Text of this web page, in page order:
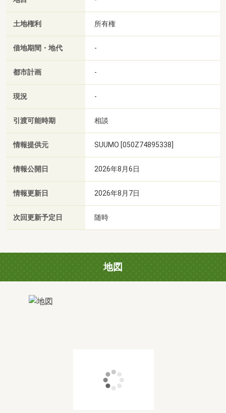
土地権利 所有権
借地期間・地代 -
都市計画 -
現況 -
引渡可能時期 相談
情報提供元 SUUMO [050Z74895338]
情報公開日 2026年8月6日
情報更新日 2026年8月7日
次回更新予定日 随時
地図